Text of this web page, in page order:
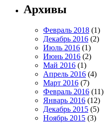
Архивы
Февраль 2018 (1)
Декабрь 2016 (2)
Июль 2016 (1)
Июнь 2016 (2)
Май 2016 (1)
Апрель 2016 (4)
Март 2016 (7)
Февраль 2016 (11)
Январь 2016 (12)
Декабрь 2015 (5)
Ноябрь 2015 (3)